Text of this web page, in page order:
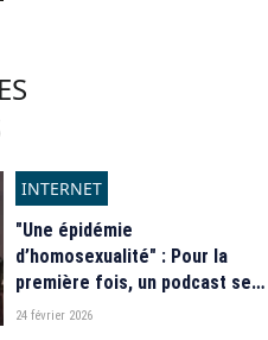
INTERNET
"Une épidémie
d’homosexualité" : Pour la
première fois, un podcast se
retrouve dans le viseur de
24 février 2026